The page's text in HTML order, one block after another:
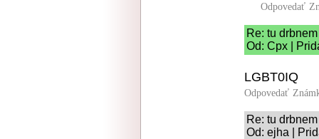
Odpovedať
Re: tu
Od: Cpx |
LGBT0IQ
Odpovedať
Re: tu
Od: ejha |